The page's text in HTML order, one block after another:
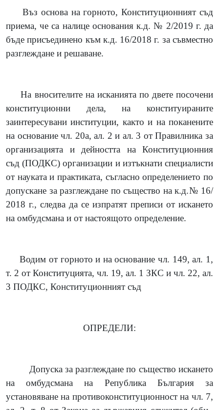
Въз основа на горното, Конституционният съд
приема, че са налице основания к.д. № 2/2019 г. да
бъде присъединено към к.д. 16/2018 г. за съвместно
разглеждане и решаване.
На вносителите на исканията по двете посочени
конституционни дела, на конституираните
заинтересувани институции, както и на поканените
на основание чл. 20а, ал. 2 и ал. 3 от Правилника за
организацията и дейността на Конституционния
съд(ПОДКС) организации и изтъкнати специалисти
от науката и практиката, съгласно определението по
допускане за разглеждане по същество на к.д.№ 16/
2018 г., следва да се изпратят преписи от искането
на омбудсмана и от настоящото определение.
Водим от горното и на основание чл. 149, ал. 1,
т. 2 от Конституцията, чл. 19, ал. 1 ЗКС и чл. 22, ал.
3 ПОДКС, Конституционният съд
ОПРЕДЕЛИ:
Допуска за разглеждане по същество искането
на омбудсмана на Република България за
установяване на противоконституционност на чл. 7,